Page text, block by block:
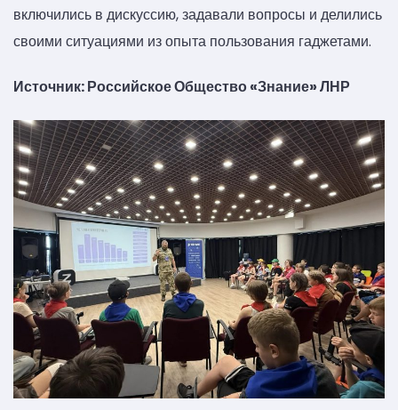
включились в дискуссию, задавали вопросы и делились
своими ситуациями из опыта пользования гаджетами.
Источник: Российское Общество «Знание» ЛНР